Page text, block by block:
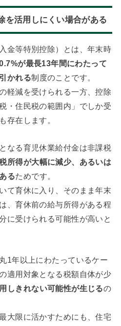
を活用しにくい場合がある
金等特別控除）とは、年末時
が最長13年間にわたって
かれる制度のことです。
軽減を受けられる一方、控除
・住民税の範囲内」でしか受
存在します。
なる育児休業給付金は非課税
所得が大幅に減少、あるいは
るためです。
て育休に入り、そのまま年末
、育休前の給与所得がある程
に受けられる可能性が高いと
1年以上にわたっているケー
適用対象となる税額自体が少
しきれない可能性が生じるの
大限に活かすためにも、住宅